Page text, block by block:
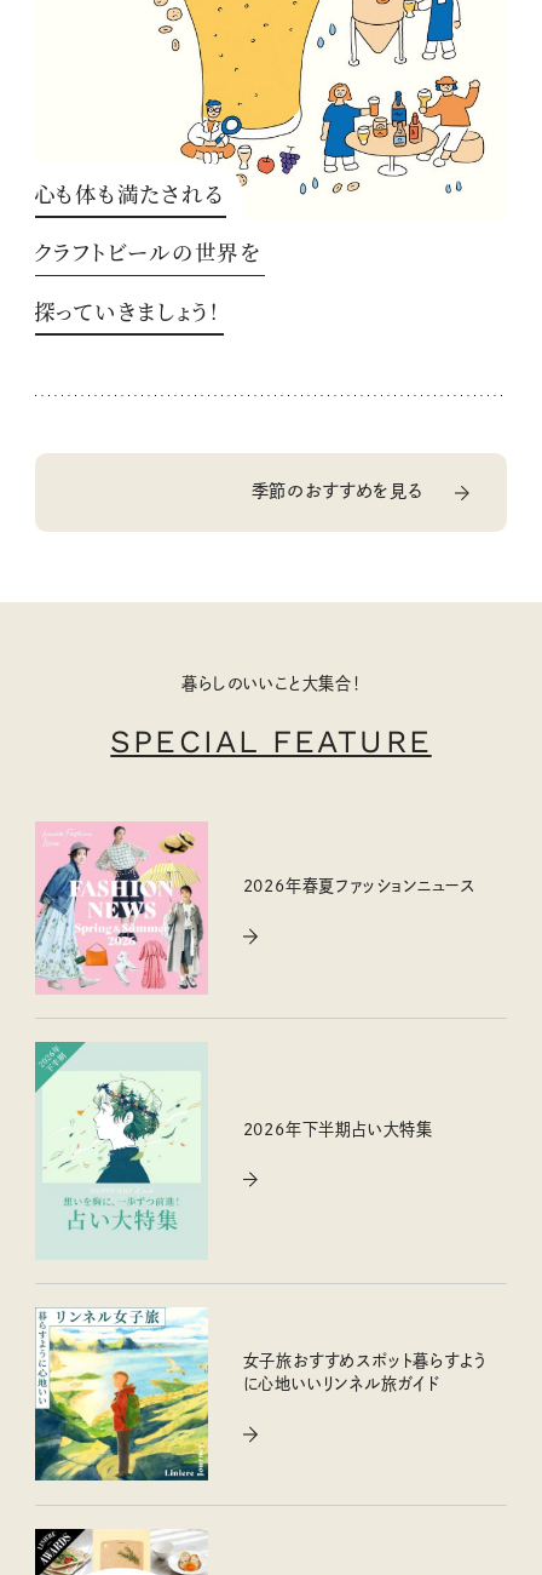
心も体も満たされる
クラフトビールの世界を
探っていきましょう！
季節のおすすめを見る
暮らしのいいこと大集合！
SPECIAL FEATURE
2026年春夏ファッションニュース
2026年下半期占い大特集
女子旅おすすめスポット暮らすよう
に心地いいリンネル旅ガイド